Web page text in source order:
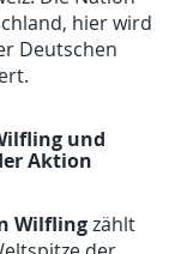
hier wird
Deutschen
und
Aktion
Wilflingzählt